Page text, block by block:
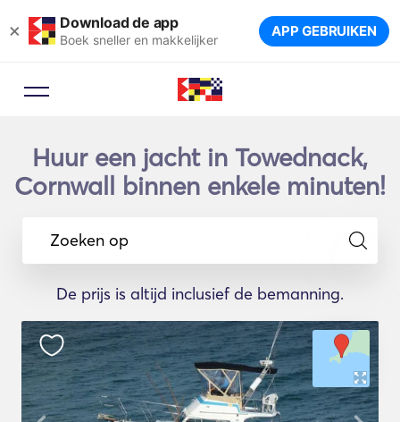
× Download de app
Boek sneller en makkelijker APP GEBRUIKEN
Huur een jacht in Towednack,
Cornwall binnen enkele minuten!
Zoeken op
De prijs is altijd inclusief de bemanning.